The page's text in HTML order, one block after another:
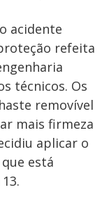
acidente
refeita
técnicos. Os
removível
mais firmeza
aplicar o
está